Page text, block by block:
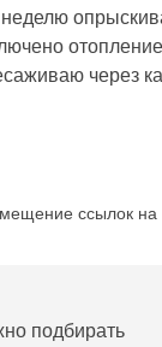
неделю
через
ссылок на
подбирать